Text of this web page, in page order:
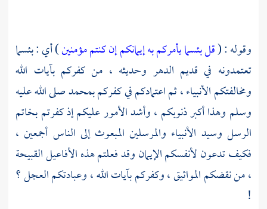
وقوله : (قل بئسما يأمركم به إيمانكم إن كنتم مؤمنين) أي : بئسما
تعتمدونه في قديم الدهر وحديثه ، من كفركم بآيات الله
ومخالفتكم الأنبياء ، ثم اعتمادكم في كفركمبمحمدصلى الله عليه
وسلم وهذا أكبر ذنوبكم ، وأشد الأمور عليكم إذ كفرتم بخاتم
الرسل وسيد الأنبياء والمرسلين المبعوث إلى الناس أجمعين ،
فكيف تدعون لأنفسكم الإيمان وقد فعلتم هذه الأفاعيل القبيحة
، من نقضكم المواثيق ، وكفركم بآيات الله ، وعبادتكم العجل ؟
!